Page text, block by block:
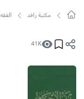
مکتبة رافد الفقه
41K